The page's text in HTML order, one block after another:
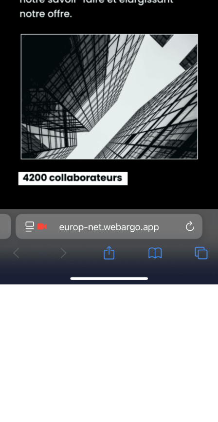
Retail
Entreprises & B2B
Formation & Éducation
Médias & Édition
Culture & Événements
À propos
Projets
Blog
Contact
Politique de confidentialité
Politique de cookies
Retour en haut ↑